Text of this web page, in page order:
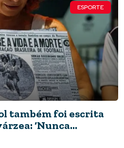
ESPORTE
também foi escrita
‘Nunca